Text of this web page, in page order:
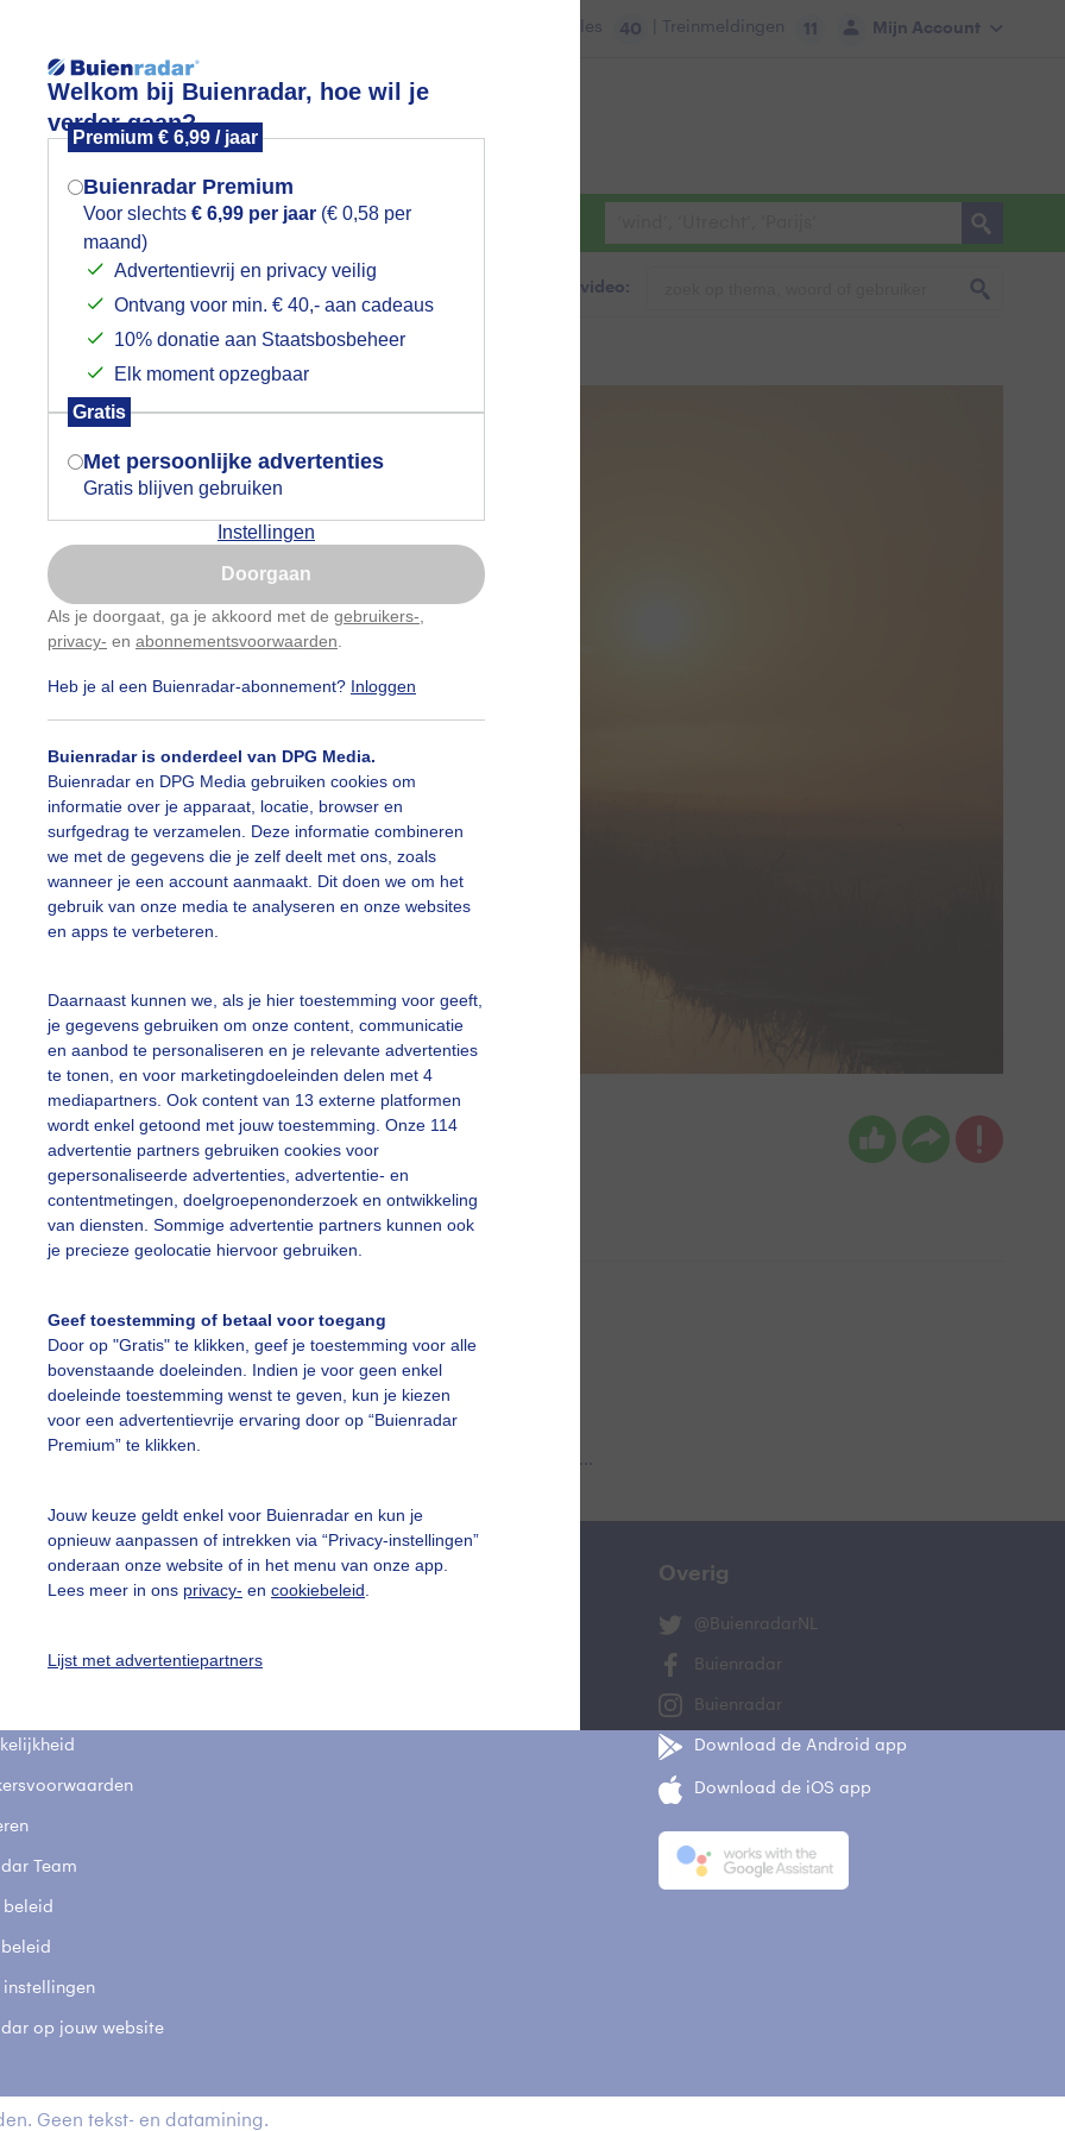
Welkom bij Buienradar, hoe wil je
verder gaan?
Premium € 6,99 / jaar
Buienradar Premium
Voor slechts € 6,99 per jaar (€ 0,58 per
maand)
Advertentievrij en privacy veilig
Ontvang voor min. € 40,- aan cadeaus
10% donatie aan Staatsbosbeheer
Elk moment opzegbaar
Gratis
Met persoonlijke advertenties
Gratis blijven gebruiken
Instellingen
Doorgaan
Als je doorgaat, ga je akkoord met de gebruikers-
privacy- en abonnementsvoorwaarden
Heb je al een Buienradar-abonnement? Inloggen
Buienradar is onderdeel van DPG Media.
Buienradar en DPG Media gebruiken cookies om
informatie over je apparaat, locatie, browser en
surfgedrag te verzamelen. Deze informatie combineren
we met de gegevens die je zelf deelt met ons, zoals
wanneer je een account aanmaakt. Dit doen we om het
gebruik van onze media te analyseren en onze websites
en apps te verbeteren.
Daarnaast kunnen we, als je hier toestemming voor geeft,
je gegevens gebruiken om onze content, communicatie
en aanbod te personaliseren en je relevante advertenties
te tonen, en voor marketingdoeleinden delen met 4
mediapartners. Ook content van 13 externe platformen
wordt enkel getoond met jouw toestemming. Onze 114
advertentie partners gebruiken cookies voor
gepersonaliseerde advertenties, advertentie- en
contentmetingen, doelgroepenonderzoek en ontwikkeling
van diensten. Sommige advertentie partners kunnen ook
je precieze geolocatie hiervoor gebruiken.
Geef toestemming of betaal voor toegang
Door op "Gratis" te klikken, geef je toestemming voor alle
bovenstaande doeleinden. Indien je voor geen enkel
doeleinde toestemming wenst te geven, kun je kiezen
voor een advertentievrije ervaring door op “Buienradar
Premium” te klikken.
Jouw keuze geldt enkel voor Buienradar en kun je
opnieuw aanpassen of intrekken via “Privacy-instellingen”
onderaan onze website of in het menu van onze app.
Lees meer in ons privacy- en cookiebeleid
Lijst met advertentiepartners
Mijn Account
Files 40 | Treinmeldingen 11
Foto en video Weerzine
Zoeken in foto & video:
mist in de polder
Joost Mooij Gemaakt: 15-08-2025, 20x bekeken
Zonsopkomst
vragen
Team
beleid
instellingen
op jouw website
Mijn weer Overig
@BuienradarNL
Buienradar
Buienradar
Download de Android app
Download de iOS app
Geen tekst- en datamining.
Mogen we je locatie gebruiken voor
het weer?
Indien je hier nog geen akkoord op hebt
gegeven, verschijnt er zo een pop-up uit
je browser waarin deze toestemming
gevraagd wordt.
Is goed, toon de popup
Nu niet, misschien later
Gebruik je Safari en wil je niet elke dag deze pop-up
Klikhierom dit aan te passen